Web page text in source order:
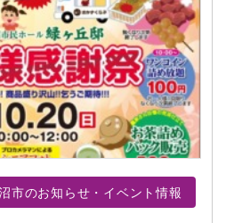
市のお知らせ・イベント情報